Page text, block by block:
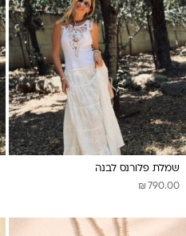
שמלת פלורנס לבנה
₪ 790.00